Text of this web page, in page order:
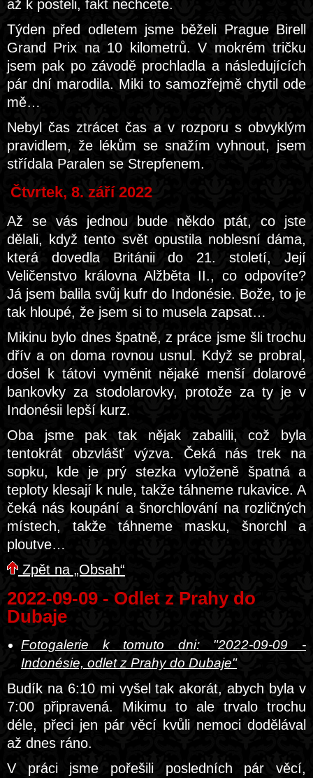
až k posteli, fakt nechcete.
Týden před odletem jsme běželi Prague Birell
Grand Prix na 10 kilometrů. V mokrém tričku
jsem pak po závodě prochladla a následujících
pár dní marodila. Miki to samozřejmě chytil ode
mě…
Nebyl čas ztrácet čas a v rozporu s obvyklým
pravidlem, že lékům se snažím vyhnout, jsem
střídala Paralen se Strepfenem.
Čtvrtek, 8. září 2022
Až se vás jednou bude někdo ptát, co jste
dělali, když tento svět opustila noblesní dáma,
která dovedla Británii do 21. století, Její
Veličenstvo královna Alžběta II., co odpovíte?
Já jsem balila svůj kufr do Indonésie. Bože, to je
tak hloupé, že jsem si to musela zapsat…
Mikinu bylo dnes špatně, z práce jsme šli trochu
dřív a on doma rovnou usnul. Když se probral,
došel k tátovi vyměnit nějaké menší dolarové
bankovky za stodolarovky, protože za ty je v
Indonésii lepší kurz.
Oba jsme pak tak nějak zabalili, což byla
tentokrát obzvlášť výzva. Čeká nás trek na
sopku, kde je prý stezka vyloženě špatná a
teploty klesají k nule, takže táhneme rukavice. A
čeká nás koupání a šnorchlování na rozličných
místech, takže táhneme masku, šnorchl a
ploutve…
Zpět na „Obsah“
2022-09-09 - Odlet z Prahy do
Dubaje
Fotogalerie k tomuto dni: "2022-09-09 -
Indonésie, odlet z Prahy do Dubaje"
Budík na 6:10 mi vyšel tak akorát, abych byla v
7:00 připravená. Mikimu to ale trvalo trochu
déle, přeci jen pár věcí kvůli nemoci dodělával
až dnes ráno.
V práci jsme pořešili posledních pár věcí,